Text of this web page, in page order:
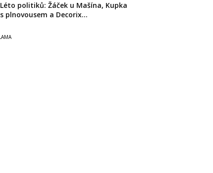
Léto politiků: Žáček u Mašína, Kupka
s plnovousem a Decorix…